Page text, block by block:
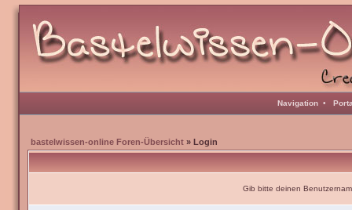
Navigation •
bastelwissen-online Foren-Übersicht » Login
Gib bitte deinen